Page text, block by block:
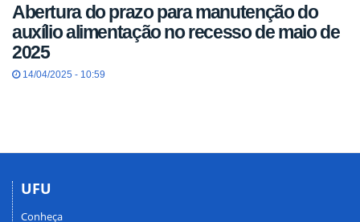
Abertura do prazo para manutenção do
auxílio alimentação no recesso de maio de
2025
14/04/2025 - 10:59
UFU
Conheça